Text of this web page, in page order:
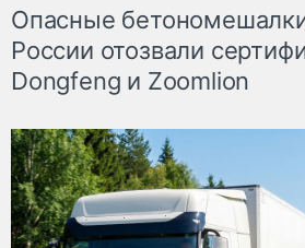
Опасные
России отозвали
Dongfeng и Zoomlion